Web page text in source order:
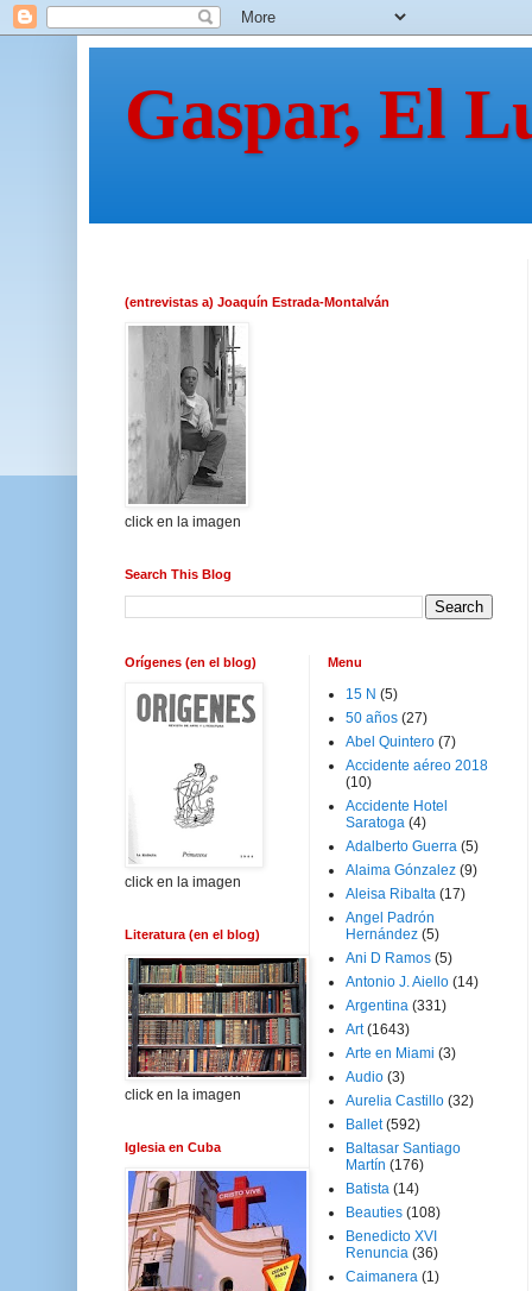
Gaspar, El
(entrevistas a) Joaquín Estrada-Montalván
click en la imagen
Search This Blog
Orígenes (en el blog)
click en la imagen
Literatura (en el blog)
click en la imagen
Iglesia en Cuba
Menu
15 N (5)
50 años (27)
Abel Quintero (7)
Accidente aéreo 2018
(10)
Accidente Hotel
Saratoga (4)
Adalberto Guerra (5)
Alaima Gónzalez (9)
Aleisa Ribalta (17)
Angel Padrón
Hernández (5)
Ani D Ramos (5)
Antonio J. Aiello (14)
Argentina (331)
Art (1643)
Arte en Miami (3)
Audio (3)
Aurelia Castillo (32)
Ballet (592)
Baltasar Santiago
Martín (176)
Batista (14)
Beauties (108)
Benedicto XVI
Renuncia (36)
Caimanera (1)